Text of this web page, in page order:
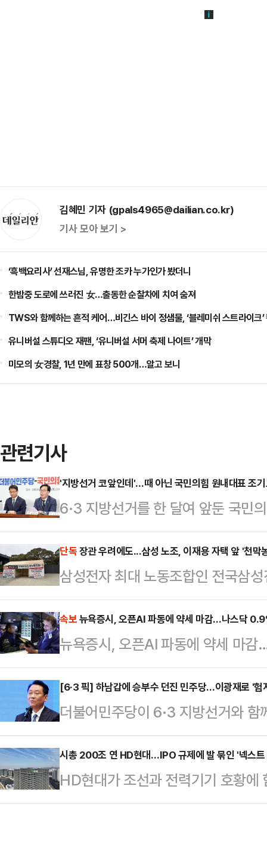
김혜민 기자 (gpals4965@dailian.co.kr)
기사 모아 보기 >
‘흑백요리사’ 선재스님, 유명한 조카 누가인가 봤더니
한밤중 도로에 쓰러진 女…출동한 순찰차에 치여 숨져
TWS와 함께하는 흔적 케어…비긴스 바이 정샘물, ‘블레미쉬 스트라이크’
유니버설 스튜디오 재팬, ‘유니버설 서머 축제 나이트’ 개막
미모의 女경찰, 1년 만에 표창 500개…알고 보니
관련기사
'지방선거 코앞인데'…때 아닌 국민의힘 원내대표 조
6·3 지방선거를 한 달여 앞둔 국민
숭하다. 더불어민주당의 원내대표
한단 취지로 시작된 조기 교체설에
지선을 앞두고 원내대표 교체가 도
한 반대 여론이 감지되고 있다.송
브리핑에 출연해 '원내대표 조기 사
리에 연연하지 않고 언제든지 내가
분명히 말했…
단독장관 우려에도...삼성 노조, 이재용 자택 앞 '천막
삼성전자 최대 노동조합인 전국삼
도 불구하고 이재용 삼성전자 회장
노사 갈등이 파국으로 치닫고 있다.
연결 짓는 여론의 압박이 거세지는
소에서 세 결집에 나선 모습이다
이 어제(27일)부터 5월 21일 총파
농성에 돌입했다”고 밝혔다.노조는
고 가려진 진실을…
속보뉴욕증시, 오픈AI 파동에 약세 마감…나스닥
뉴욕증시, 오픈AI 파동에 약세 마
[6·3 픽] 하남갑에 승부수 던진 민주당…이광재로 '험
더불어민주당이 6·3 지방선거와
하남갑 보궐선거에 이광재 전 강원
만 일각에서는 지역 기반이 약한 외
도부의 결정이 오히려 부담으로 작
치권에 따르면 민주당은 전날 이 전
시총 200조 연 HD현대…IPO 규제에 발 묶인 '넥스트
HD현대가 조선과 전력기기 호황
돌파했다. 2002년 현대그룹에서